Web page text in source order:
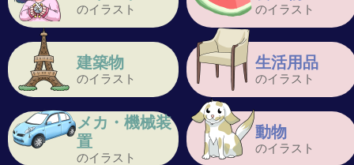
のイラスト のイラスト
建築物
のイラスト
生活用品
のイラスト
メカ・機械装
置
のイラスト
動物
のイラスト